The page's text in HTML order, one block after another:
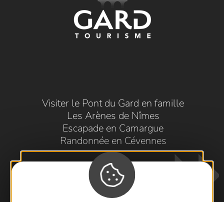
Visiter le Pont du Gard en famille
Les Arènes de Nîmes
Escapade en Camargue
Randonnée en Cévennes